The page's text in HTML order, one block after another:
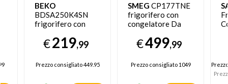
BEKO
BDSA250K4SN
frigorifero con
incasso 220 L E
Bianco
€219,99
Prezzo consigliato449.95
SMEG CP177TNE
frigorifero con
congelatore Da
Bianco
€499,99
Prezzo consigliato1049